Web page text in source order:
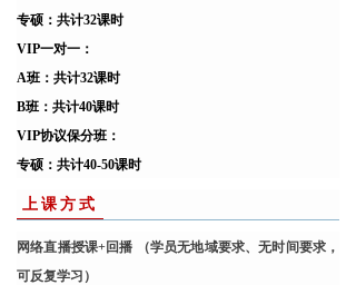
专硕： 共计32课时
VIP一对一：
A班：共计32课时
B班：共计40课时
VIP协议保分班：
专硕：共计40-50课时
上课方式
网络直播授课+回播 （学员无地域要求、无时间要求，
可反复学习）